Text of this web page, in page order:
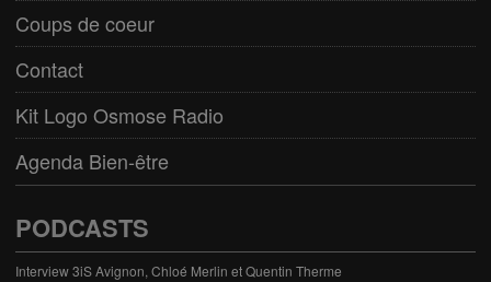
Coups de coeur
Contact
Kit Logo Osmose Radio
Agenda Bien-être
PODCASTS
Interview 3iS Avignon, Chloé Merlin et Quentin Therme